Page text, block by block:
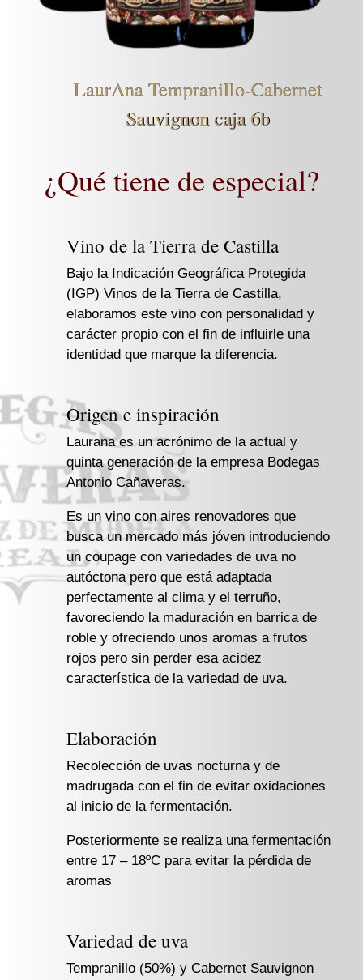
LaurAna Tempranillo-Cabernet
Sauvignon caja 6b
¿Qué tiene de especial?
Vino de la Tierra de Castilla
Bajo la Indicación Geográfica Protegida
(IGP) Vinos de la Tierra de Castilla,
elaboramos este vino con personalidad y
carácter propio con el fin de influirle una
identidad que marque la diferencia.
Origen e inspiración
Laurana es un acrónimo de la actual y
quinta generación de la empresa Bodegas
Antonio Cañaveras.
Es un vino con aires renovadores que
busca un mercado más jóven introduciendo
un coupage con variedades de uva no
autóctona pero que está adaptada
perfectamente al clima y el terruño,
favoreciendo la maduración en barrica de
roble y ofreciendo unos aromas a frutos
rojos pero sin perder esa acidez
característica de la variedad de uva.
Elaboración
Recolección de uvas nocturna y de
madrugada con el fin de evitar oxidaciones
al inicio de la fermentación.
Posteriormente se realiza una fermentación
entre 17 – 18ºC para evitar la pérdida de
aromas
Variedad de uva
Tempranillo (50%) y Cabernet Sauvignon